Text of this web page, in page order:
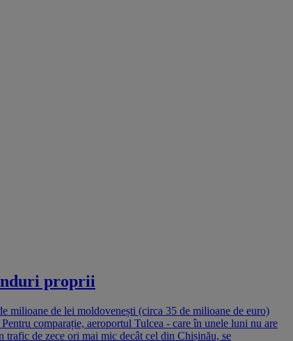
proprii
milioane de lei moldovenești (circa 35 de milioane de euro)
comparație, aeroportul Tulcea - care în unele luni nu are
de zece ori mai mic decât cel din Chișinău, se